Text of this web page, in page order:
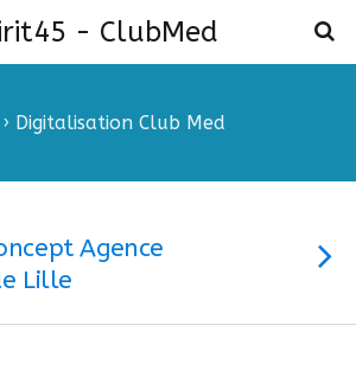
- ClubMed
› Digitalisation Club Med
Agence
Lille